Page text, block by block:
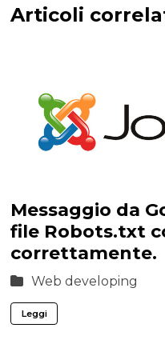
Articoli
Messaggio da
file Robots.txt
correttamente.
Web developing
Leggi